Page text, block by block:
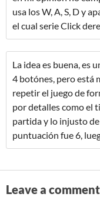
usa los W, A, S, D y
el cual serie Click
La idea es buena, es
4 botónes, pero está
repetir el juego de
por detalles como el
partida y lo injusto
puntuación fue 6,
Leave a comment